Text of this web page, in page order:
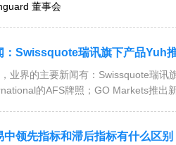
董事会
瑞讯旗下产品Yuh推出碎股交易功能；
业界的主要新闻有：Swissquote瑞
的AFS牌照；GO Markets推出
中领先指标和滞后指标有什么区别